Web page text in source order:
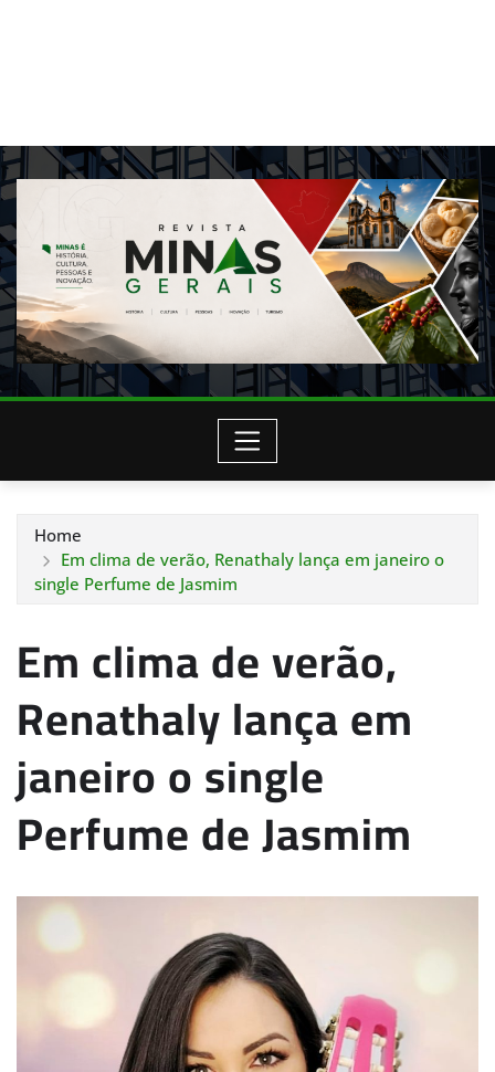
Home
Em clima de verão, Renathaly lança em janeiro o
single Perfume de Jasmim
Em clima de verão,
Renathaly lança em
janeiro o single
Perfume de Jasmim